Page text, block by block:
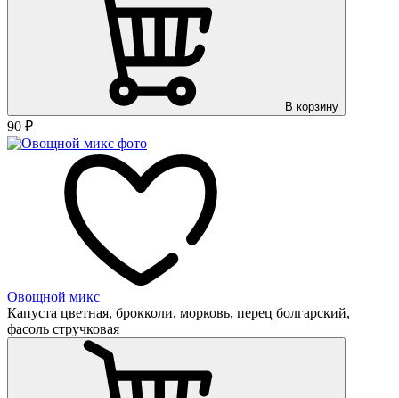
В корзину
90 ₽
Овощной микс
Капуста цветная, брокколи, морковь, перец болгарский,
фасоль стручковая